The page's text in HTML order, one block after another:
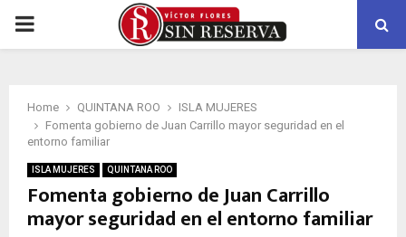
PRIMARY
Home QUINTANA ROO
ISLA MUJERES
Fomenta gobierno de Juan Carrillo mayor seguridad en el
entorno familiar
ISLA MUJERES QUINTANA ROO
Fomenta gobierno de Juan Carrillo
mayor seguridad en el entorno familiar